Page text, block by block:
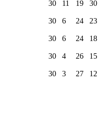
30 11 19 30
30 6 24 23
30 6 24 18
30 4 26 15
30 3 27 12